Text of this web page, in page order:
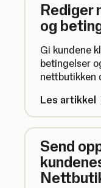
Rediger
og
Gi kundene
betingelser
nettbutikken
Les artikkel
Send